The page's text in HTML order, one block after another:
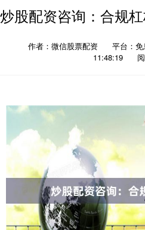
炒股配资咨询：合规
作者：微信股票配资 平台：
11:48:19